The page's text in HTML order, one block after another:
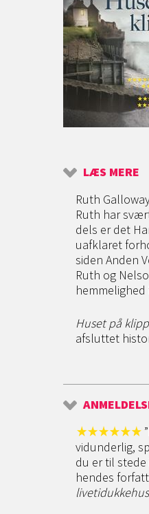
LÆS MERE
Ruth
Ruth har
dels er det
uafklaret
siden Anden
Ruth og
Huset på
afsluttet
vidunderlig,
du er til
hendes